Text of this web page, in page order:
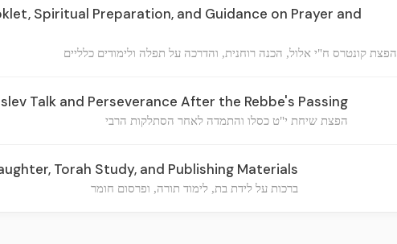
Spiritual Preparation, and Guidance on Prayer and
הפצת קונטרס ח"י אלול, הכנה רוחנית, והדרכה על תפלה ולימודים כלליים
Talk and Perseverance After the Rebbe's Passing
הפצת שיחת י"ט כסלו והתמדה לאחר הסתלקות הרבי
Torah Study, and Publishing Materials
ברכות על לידת בת, לימוד תורה, ופרסום חומר